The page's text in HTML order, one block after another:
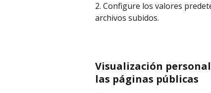
2. Configure los valores
archivos subidos.
Visualización
las páginas públicas